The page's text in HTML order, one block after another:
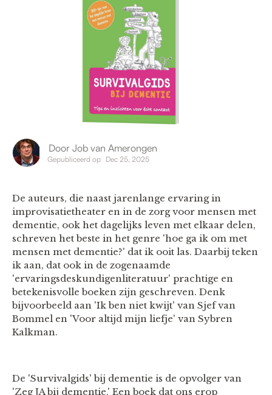
Door Job van Amerongen
Gepubliceerd op Dec 25, 2025
De auteurs, die naast jarenlange ervaring in
improvisatietheater en in de zorg voor mensen met
dementie, ook het dagelijks leven met elkaar delen,
schreven het beste in het genre 'hoe ga ik om met
mensen met dementie?' dat ik ooit las. Daarbij teken
ik aan, dat ook in de zogenaamde
'ervaringsdeskundigenliteratuur' prachtige en
betekenisvolle boeken zijn geschreven. Denk
bijvoorbeeld aan 'Ik ben niet kwijt' van Sjef van
Bommel en 'Voor altijd mijn liefje' van Sybren
Kalkman.
De 'Survivalgids' bij dementie is de opvolger van
'Zeg JA bij dementie.' Een boek dat ons erop